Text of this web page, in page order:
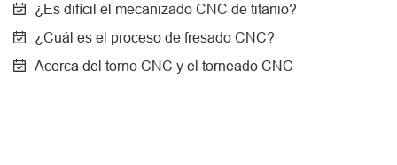
¿Es difícil el mecanizado CNC de titanio?
¿Cuál es el proceso de fresado CNC?
Acerca del torno CNC y el torneado CNC